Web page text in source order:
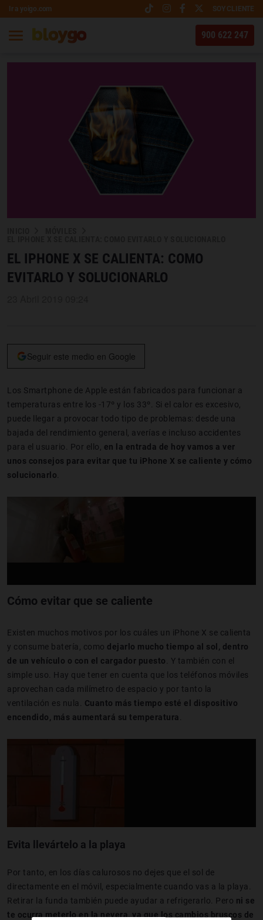
Ir a yoigo.com SOY CLIENTE
900 622 247
EL IPHONE X SE CALIENTA: COMO
EVITARLO Y SOLUCIONARLO
Seguir este medio en Google
Los Smartphone de Apple están fabricados para funcionar a
temperaturas entre los -17º y los 33º. Si el calor es excesivo,
puede llegar a provocar todo tipo de problemas: desde una
bajada del rendimiento general, averías e incluso accidentes
para el usuario. Por ello, en la entrada de hoy vamos a ver
unos consejos para evitar que tu iPhone X se caliente y cómo
solucionarlo
Cómo evitar que se caliente
Existen muchos motivos por los cuáles un iPhone X se calienta
y consume batería, como dejarlo mucho tiempo al sol, dentro
de un vehículo o con el cargador puesto . Y también con el
simple uso. Hay que tener en cuenta que los teléfonos móviles
aprovechan cada milímetro de espacio y por tanto la
ventilación es nula. Cuanto más tiempo esté el dispositivo
encendido, más aumentará su temperatura
Evita llevártelo a la playa
Por tanto, en los días calurosos no dejes que el sol de
directamente en el móvil, especialmente cuando vas a la playa.
Retirar la funda también puede ayudar a refrigerarlo. Pero ni se
te ocurra meterlo en la nevera, ya que los cambios bruscos de